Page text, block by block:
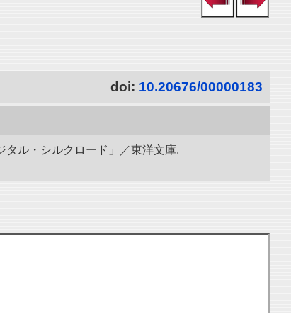
doi: 10.20676/00000183
タル・シルクロード」／東洋文庫.